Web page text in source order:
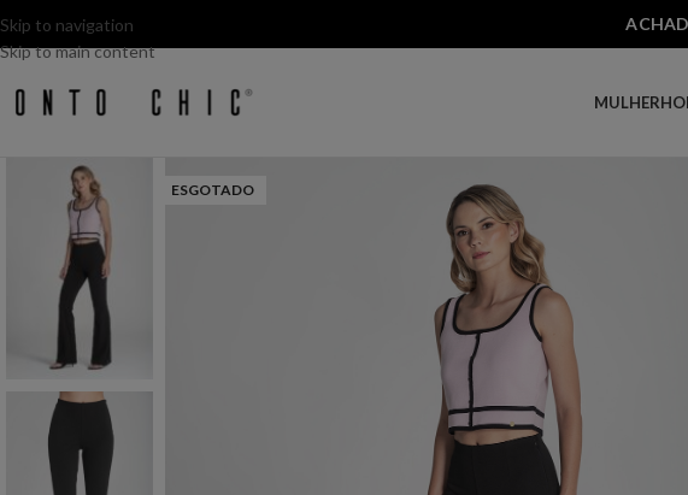
Skip to navigation
Skip to main content
MULHER
ESGOTADO